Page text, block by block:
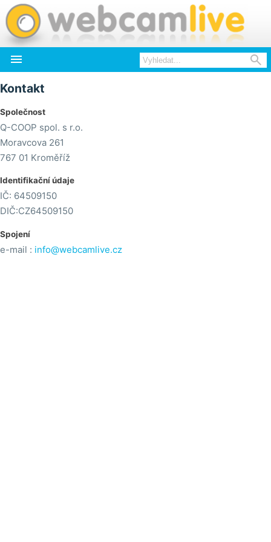
 
Kontakt
Společnost
Q-COOP spol. s r.o.
Moravcova 261
767 01 Kroměříž
Identifikační údaje
IČ: 64509150
DIČ:CZ64509150
Spojení
e-mail : info@webcamlive.cz